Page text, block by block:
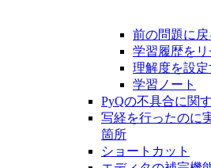
前の問題に戻
学習履歴を
理解度を設定
学習ノート
PyQの不具合に関
写経を行ったのに
箇所
ショートカット